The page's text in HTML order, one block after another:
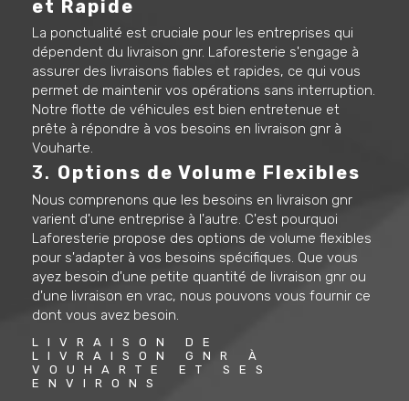
et Rapide
La ponctualité est cruciale pour les entreprises qui
dépendent du livraison gnr. Laforesterie s'engage à
assurer des livraisons fiables et rapides, ce qui vous
permet de maintenir vos opérations sans interruption.
Notre flotte de véhicules est bien entretenue et
prête à répondre à vos besoins en livraison gnr à
Vouharte.
3. Options de Volume Flexibles
Nous comprenons que les besoins en livraison gnr
varient d'une entreprise à l'autre. C'est pourquoi
Laforesterie propose des options de volume flexibles
pour s'adapter à vos besoins spécifiques. Que vous
ayez besoin d'une petite quantité de livraison gnr ou
d'une livraison en vrac, nous pouvons vous fournir ce
dont vous avez besoin.
LIVRAISON DE
LIVRAISON GNR À
VOUHARTE ET SES
ENVIRONS